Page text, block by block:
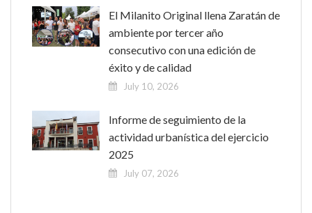
El Milanito Original llena Zaratán de
ambiente por tercer año
consecutivo con una edición de
éxito y de calidad
July 10, 2026
Informe de seguimiento de la
actividad urbanística del ejercicio
2025
July 07, 2026